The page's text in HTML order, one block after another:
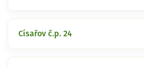
Císařov č.p. 24